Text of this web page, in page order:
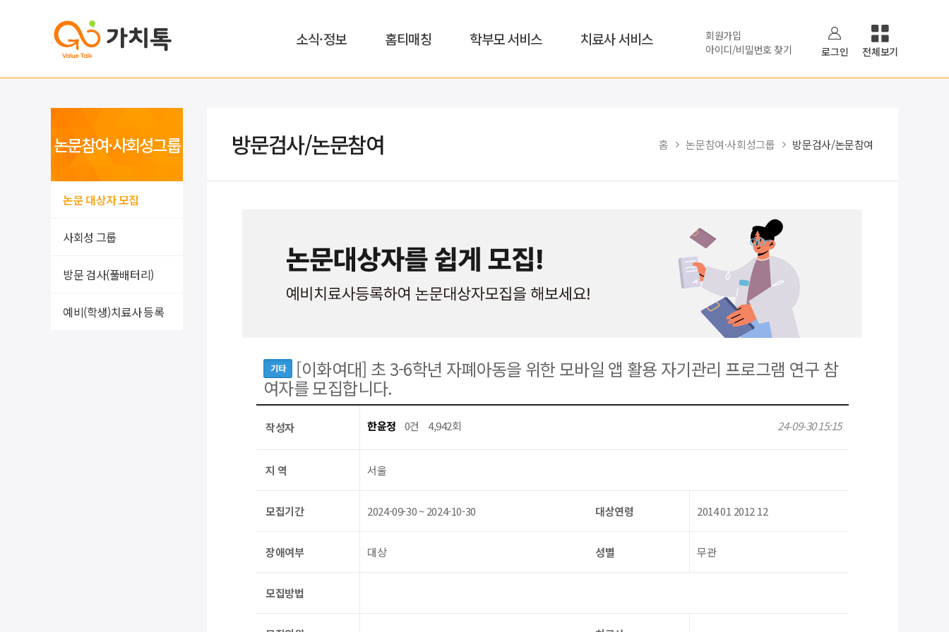
소식·정보 홈티매칭 학부모 서비스 치료사 서비스
회원가입
아이디/비밀번호 찾기
로그인 전체보기
논문참여·사회성그룹
논문 대상자 모집
사회성 그룹
방문 검사(풀배터리)
예비(학생)치료사 등록
방문검사/논문참여 홈 논문참여·사회성그룹 방문검사/논문참여
기타 [이화여대] 초 3-6학년 자폐아동을 위한 모바일 앱 활용 자기관리 프로그램 연구 참
여자를 모집합니다.
작성자 한윤정 0건 4,942회 24-09-30 15:15
지 역 서울
모집기간 2024-09-30 ~ 2024-10-30 대상연령 2014 01 2012 12
장애여부 대상 성별 무관
모집방법